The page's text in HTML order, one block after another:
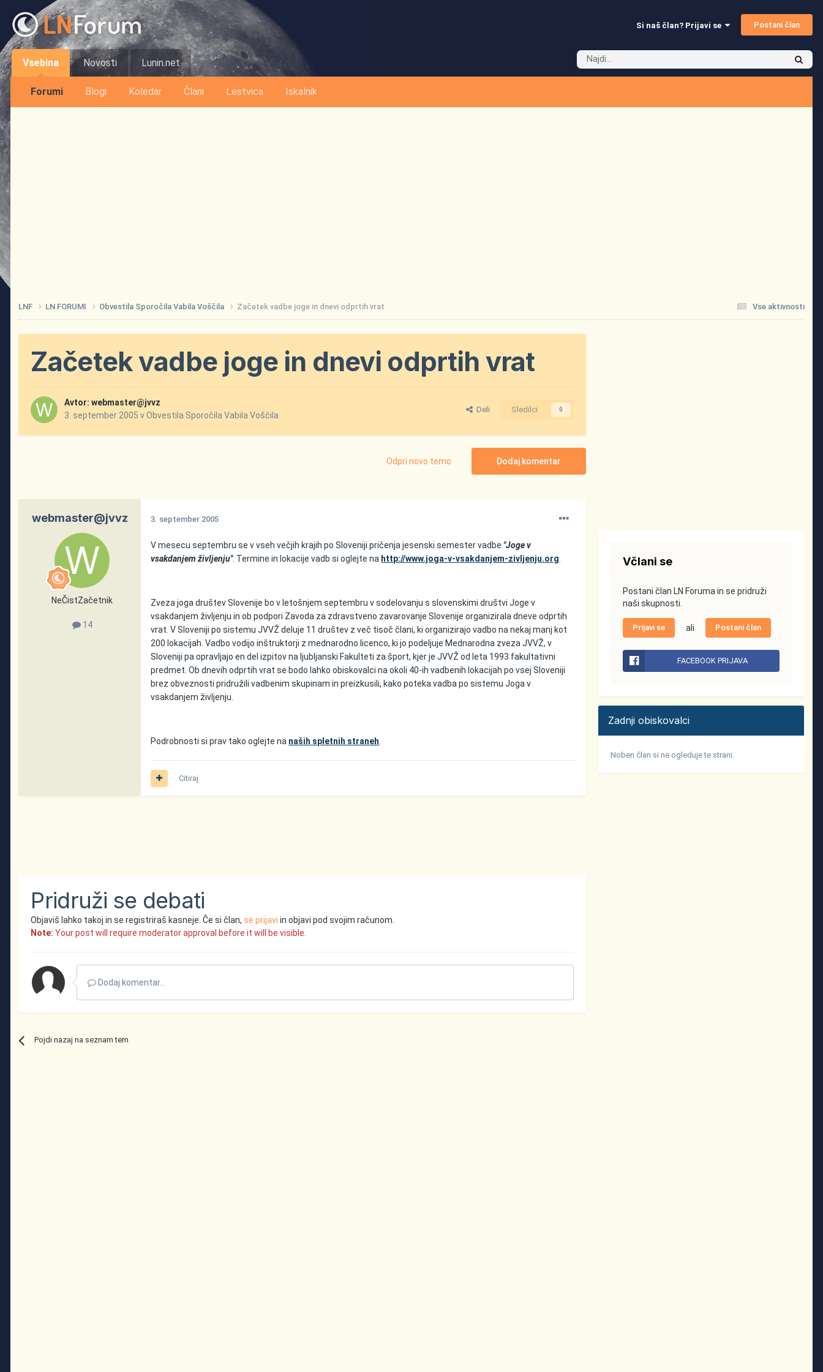
Si naš član? Prijavi se Postani član
Vsebina
Forumi Blogi Koledar Člani Lestvica Iskalnik
Novosti Lunin.net
Vse aktivnosti
LNF LN FORUMI Obvestila Sporočila Vabila Voščila Začetek vadbe joge in dnevi odprtih vrat
Začetek vadbe joge in dnevi odprtih vrat
Avtor:webmaster@jvvz
3. september 2005 vObvestila Sporočila Vabila Voščila
Deli Sledilci 0
Dodaj komentar
Odpri novo temo
webmaster@jvvz
NeČistZačetnik
14
3. september 2005
V mesecu septembru se v vseh večjih krajih po Sloveniji pričenja jesenski semester vadbe "Joge v
vsakdanjem življenju". Termine in lokacije vadb si oglejte na http://www.joga-v-vsakdanjem-zivljenju.org
Zveza joga društev Slovenije bo v letošnjem septembru v sodelovanju s slovenskimi društvi Joge v
vsakdanjem življenju in ob podpori Zavoda za zdravstveno zavarovanje Slovenije organizirala dneve odprtih
vrat. V Sloveniji po sistemu JVVŽ deluje 11 društev z več tisoč člani, ki organizirajo vadbo na nekaj manj kot
200 lokacijah. Vadbo vodijo inštruktorji z mednarodno licenco, ki jo podeljuje Mednarodna zveza JVVŽ, v
Sloveniji pa opravljajo en del izpitov na ljubljanski Fakulteti za šport, kjer je JVVŽ od leta 1993 fakultativni
predmet. Ob dnevih odprtih vrat se bodo lahko obiskovalci na okoli 40-ih vadbenih lokacijah po vsej Sloveniji
brez obveznosti pridružili vadbenim skupinam in preizkusili, kako poteka vadba po sistemu Joga v
vsakdanjem življenju.
Podrobnosti si prav tako oglejte na naših spletnih straneh
Citiraj
Pridruži se debati
Objaviš lahko takoj in se registriraš kasneje. Če si član,se prijavi in objavi pod svojim računom.
Note: Your post will require moderator approval before it will be visible.
Dodaj komentar...
Pojdi nazaj na seznam tem
Včlani se
Postani član LN Foruma in se pridruži
naši skupnosti.
Prijavi se ali Postani član
FACEBOOK PRIJAVA
Zadnji obiskovalci
Noben član si ne ogleduje te strani.